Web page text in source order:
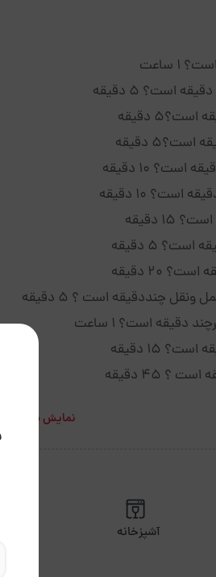
ساعت
است؟ 5 دقیقه
دقیقه
دقیقه
10 دقیقه
10 دقیقه
دقیقه
5 دقیقه
20 دقیقه
چنددقیقه است ؟ 5 دقیقه
دقیقه است؟ 1 ساعت
15 دقیقه
؟ 45 دقیقه
نمایش بیشتر
آشپزخانه